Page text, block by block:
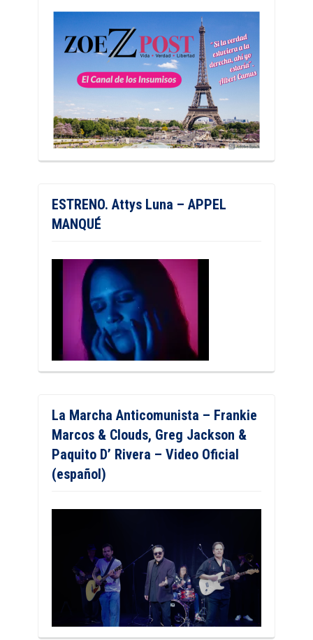
ESTRENO. Attys Luna – APPEL
MANQUÉ
La Marcha Anticomunista – Frankie
Marcos & Clouds, Greg Jackson &
Paquito D’ Rivera – Video Oficial
(español)